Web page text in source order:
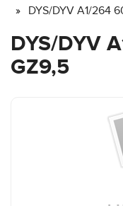
DYS/DYV A1/264
DYS/DYV
GZ9,5